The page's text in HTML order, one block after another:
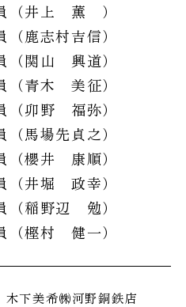
（井上 薫 ）
（鹿志村吉信）
（関山 興道）
（青木 美征）
（卯野 福弥）
（馬場先貞之）
（櫻井 康順）
（井堀 政幸）
（稲野辺 勉）
（樫村 健一）
下美希㈱河野銅鉄店